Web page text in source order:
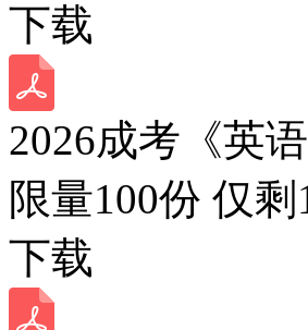
下载
2026成考《英
限量100份 仅剩
下载